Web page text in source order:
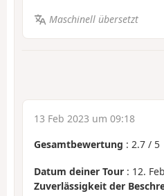
Maschinell übersetzt
13 Feb 2023 um 09:18
Gesamtbewertung : 2.7 / 5
Datum deiner Tour : 12.
Zuverlässigkeit der